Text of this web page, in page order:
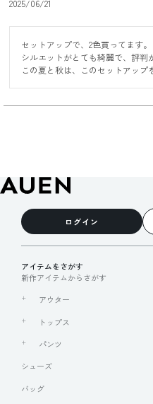
2025/06/21
セットアップで、2色買ってます。
シルエットがとても綺麗で、評判
この夏と秋は、このセットアップ
ログイン
アイテムをさがす
新作アイテムからさがす
アウター
トップス
パンツ
シューズ
バッグ